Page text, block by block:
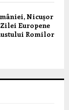
Nicușor
Europene
Romilor